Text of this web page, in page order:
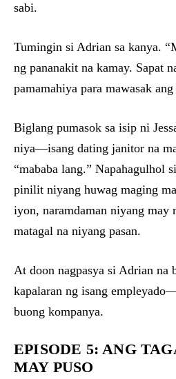
sabi.
Tumingin si Adrian sa kanya.
ng pananakit na kamay. Sapat
pamamahiya para mawasak
Biglang pumasok sa isip ni
niya—isang dating janitor na
“mababa lang.” Napahagulhol
pinilit niyang huwag maging
iyon, naramdaman niyang may
matagal na niyang pasan.
At doon nagpasya si Adrian na
kapalaran ng isang
buong kompanya.
EPISODE 5: ANG
MAY PUSO